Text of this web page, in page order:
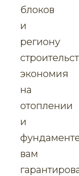
блоков
и
региону
экономия
на
отоплении
и
вам